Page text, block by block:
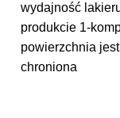
wydajność
produkcie 1-
powierzchnia
chroniona